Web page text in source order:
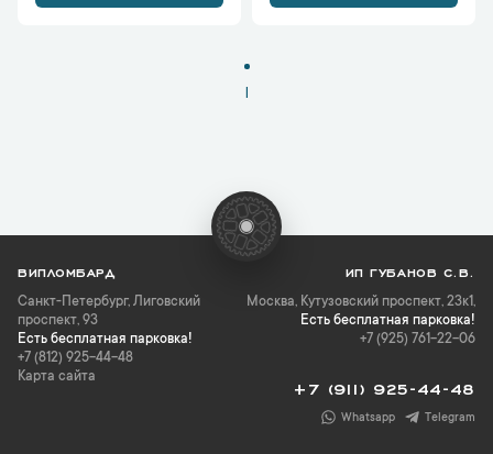
1
ВИПЛОМБАРД
Санкт-Петербург, Лиговский
проспект, 93
Есть бесплатная парковка!
+7 (812) 925-44-48
Карта сайта
ИП ГУБАНОВ С.В.
Москва, Кутузовский проспект, 23к1,
Есть бесплатная парковка!
+7 (925) 761-22-06
+7 (911) 925-44-48
Whatsapp Telegram